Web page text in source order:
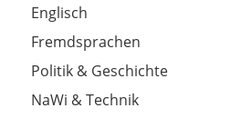
Englisch
Fremdsprachen
Politik & Geschichte
NaWi & Technik